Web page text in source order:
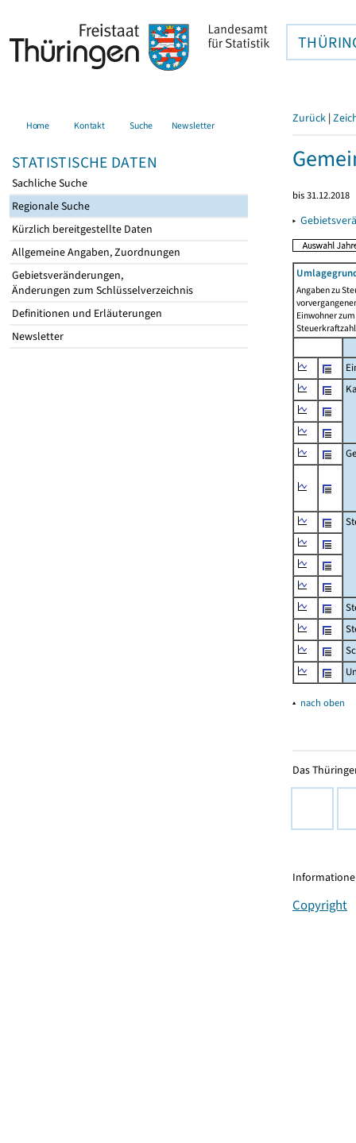
Home Kontakt Suche Newsletter
STATISTISCHE DATEN
Sachliche Suche
Regionale Suche
Kürzlich bereitgestellte Daten
Allgemeine Angaben, Zuordnungen
Gebietsveränderungen,
Änderungen zum Schlüsselverzeichnis
Definitionen und Erläuterungen
Newsletter
Zurück |
bis 31.12.2018
▸
Angaben zu
Einwohner
▴ nach oben
Das
Copyright